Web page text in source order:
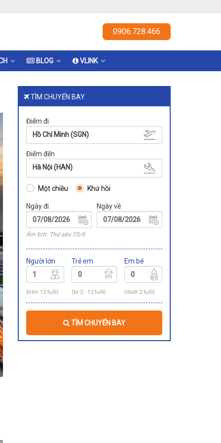
0906.728.466
BLOG VLINK
TÌM CHUYẾN BAY
Điểm đi
Hồ Chí Minh (SGN)
Điểm đến
Hà Nội (HAN)
Một chiều Khứ hồi
Ngày đi
Âm lịch: Thứ sáu 25/6
Ngày về
Người lớn
(trên 12 tuổi)
Trẻ em
(từ 2 - 12 tuổi)
Em bé
(dưới 2 tuổi)
TÌM CHUYẾN BAY